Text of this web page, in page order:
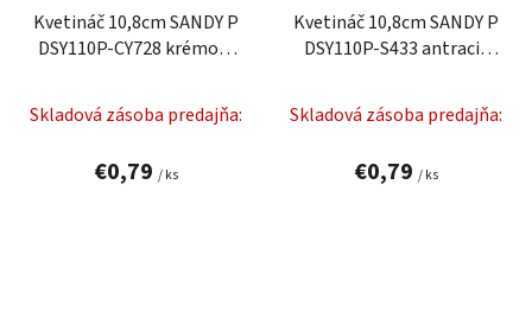
Kvetináč 10,8cm SANDY P
DSY110P-CY728 krémový
Skladová zásoba predajňa:
€0,79 / ks
Kvetináč 10,8cm SANDY P
DSY110P-S433 antracit
Skladová zásoba predajňa:
€0,79 / ks